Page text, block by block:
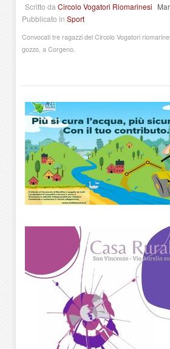
Scritto da Circolo Vogatori Riomarinesi
Pubblicato in Sport
Convocati tre ragazzi del Circolo Vogatori
gozzo, a Corgeno.